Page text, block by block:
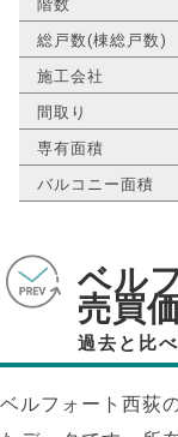
階数
総戸数(棟総戸数)
施工会社
間取り
専有面積
バルコニー面積
ベル
売買
過去と比
ベルフォート西荻